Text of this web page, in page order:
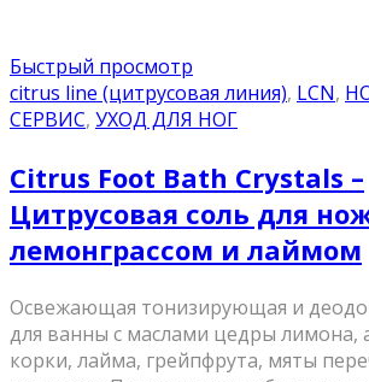
Быстрый просмотр
citrus line (цитрусовая линия), LCN,
СЕРВИС, УХОД ДЛЯ НОГ
Citrus Foot Bath Crystals –
Цитрусовая соль для
лемонграссом и лаймом
Освежающая тонизирующая и
для ванны с маслами цедры лимона,
корки, лайма, грейпфрута, мяты